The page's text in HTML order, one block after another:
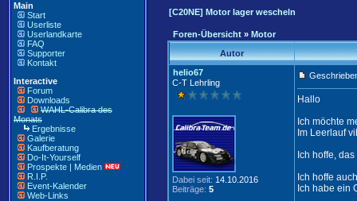
Main
Start
Userliste
Userlandkarte
FAQ
Supporter
Kontakt
Interactive
Forum
Downloads
WAHL-Calibra des
Monats
Ergebnisse
Galerie
Kaufberatung
Do-It-Yourself
Prospekte | Medien
R.I.P.
Event-Kalender
Web-Links
[C20NE] Motor lager wescheln
Foren-Übersicht » Motor
Autor
helio67
C-T Lehrling
Dabei seit: 14.10.2016
Beiträge: 5
Hallo
Ich möchte
Im Leerlauf
Ich hoffe,
Ich hoffe
Ich habe ein